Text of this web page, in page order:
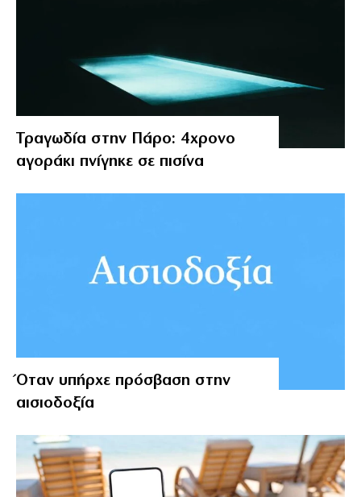
Τραγωδία στην Πάρο: 4χρονο
αγοράκι πνίγηκε σε πισίνα
Όταν υπήρχε πρόσβαση στην
αισιοδοξία